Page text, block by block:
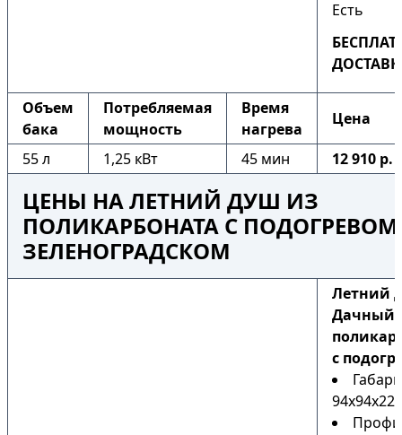
Есть
Объем
бака
Потребляемая
мощность
Время
нагрева
Цена
55 л 1,25 кВт 45 мин 12 910 р.
ЦЕНЫ НА ЛЕТНИЙ ДУШ ИЗ
ПОЛИКАРБОНАТА С ПОДОГРЕВОМ
ЗЕЛЕНОГРАДСКОМ
Летний
Дачный
с